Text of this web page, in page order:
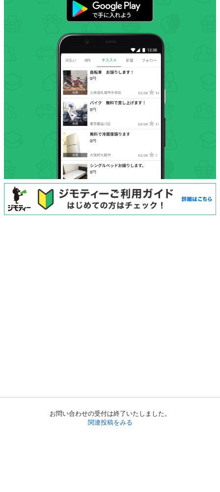
お問い合わせの受付は終了いたしました。
関連投稿をみる